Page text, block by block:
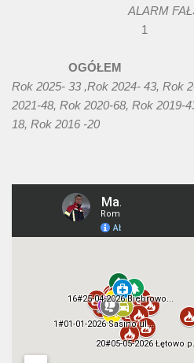
ALARM
1
OGÓŁEM
Rok 2025- 33 ,Rok 2024- 43, Rok
2021-48, Rok 2020-68, Rok 2019-
18, Rok 2016 -20